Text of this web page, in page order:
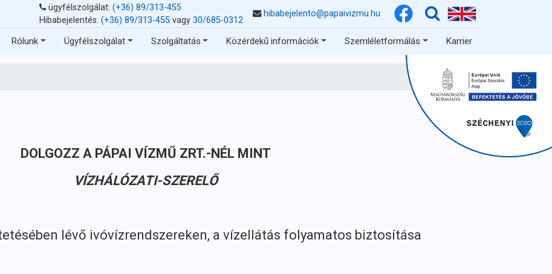
ügyfélszolgálat: (+36) 89/313-455
Hibabejelentés: (+36) 89/313-455 vagy 30/685-0312
hibabejelento@papaivizmu.hu
Rólunk Ügyfélszolgálat Szolgáltatás Közérdekű információk Szemléletformálás Karrier
DOLGOZZ A PÁPAI VÍZMŰ ZRT.-NÉL MINT
VÍZHÁLÓZATI-SZERELŐ
lévő ivóvízrendszereken, a vízellátás folyamatos biztosítása